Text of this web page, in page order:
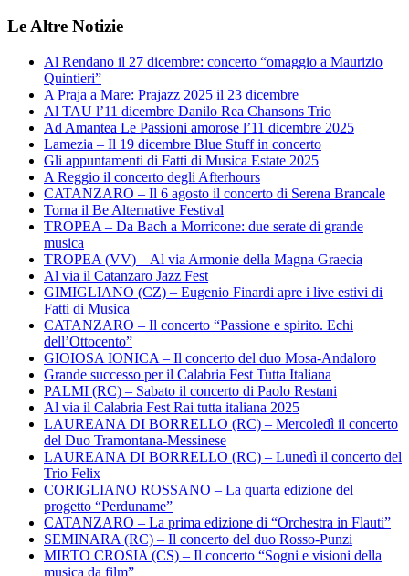
Le Altre Notizie
Al Rendano il 27 dicembre: concerto “omaggio a Maurizio
Quintieri”
A Praja a Mare: Prajazz 2025 il 23 dicembre
Al TAU l’11 dicembre Danilo Rea Chansons Trio
Ad Amantea Le Passioni amorose l’11 dicembre 2025
Lamezia – Il 19 dicembre Blue Stuff in concerto
Gli appuntamenti di Fatti di Musica Estate 2025
A Reggio il concerto degli Afterhours
CATANZARO – Il 6 agosto il concerto di Serena Brancale
Torna il Be Alternative Festival
TROPEA – Da Bach a Morricone: due serate di grande
musica
TROPEA (VV) – Al via Armonie della Magna Graecia
Al via il Catanzaro Jazz Fest
GIMIGLIANO (CZ) – Eugenio Finardi apre i live estivi di
Fatti di Musica
CATANZARO – Il concerto “Passione e spirito. Echi
dell’Ottocento”
GIOIOSA IONICA – Il concerto del duo Mosa-Andaloro
Grande successo per il Calabria Fest Tutta Italiana
PALMI (RC) – Sabato il concerto di Paolo Restani
Al via il Calabria Fest Rai tutta italiana 2025
LAUREANA DI BORRELLO (RC) – Mercoledì il concerto
del Duo Tramontana-Messinese
LAUREANA DI BORRELLO (RC) – Lunedì il concerto del
Trio Felix
CORIGLIANO ROSSANO – La quarta edizione del
progetto “Perduname”
CATANZARO – La prima edizione di “Orchestra in Flauti”
SEMINARA (RC) – Il concerto del duo Rosso-Punzi
MIRTO CROSIA (CS) – Il concerto “Sogni e visioni della
musica da film”